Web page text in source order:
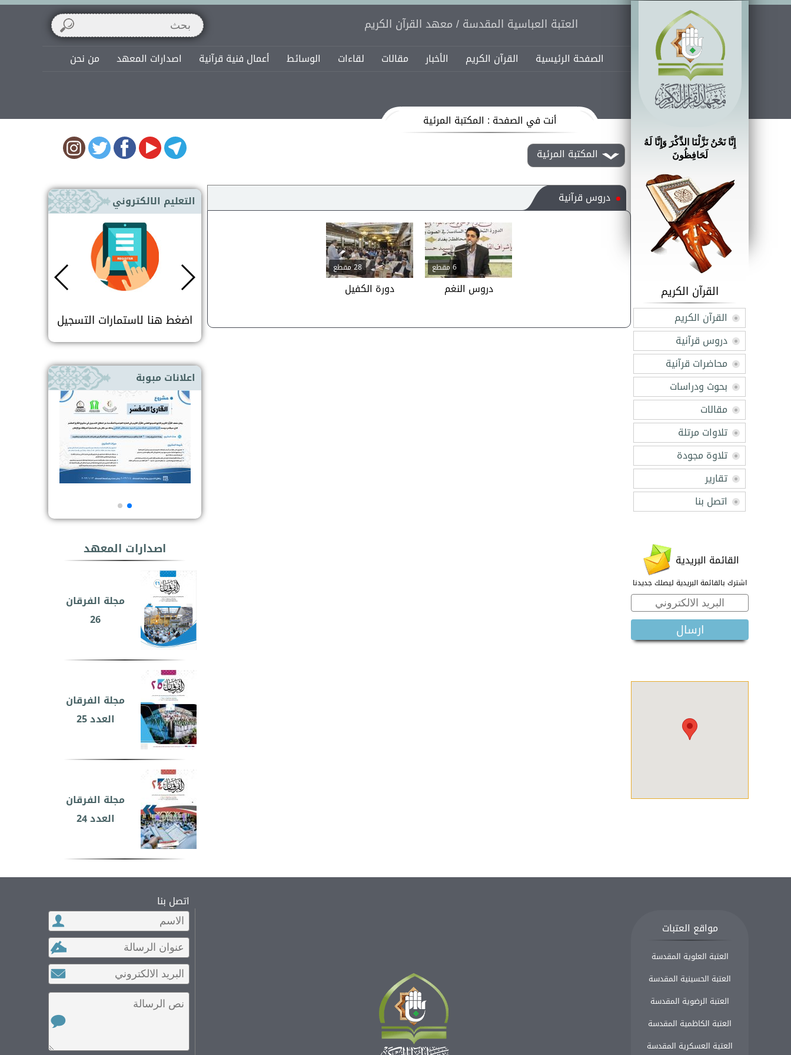
إِنَّا نَحْنُ نَزَّلْنَا الذِّكْرَ وَإِنَّا لَهُ
لَحَافِظُونَ
القرآن الكريم
القرآن الكريم
دروس قرآنية
محاضرات قرآنية
بحوث ودراسات
مقالات
تلاوات مرتلة
تلاوة مجودة
تقارير
اتصل بنا
القائمة البريدية
اشترك بالقائمة البريدية ليصلك جديدنا
العتبة العباسية المقدسة / معهد القرآن الكريم
الصفحة الرئيسية القرآن الكريم الأخبار مقالات لقاءات الوسائط أعمال فنية قرآنية اصدارات المعهد من نحن
أنت في الصفحة : المكتبة المرئية
المكتبة المرئية
دروس قرآنية
28 مقطع
دورة الكفيل
6 مقطع
دروس النغم
التعليم الالكتروني
اضغط هنا لاستمارات التسجيل
اعلانات مبوبة
اصدارات المعهد
مجلة الفرقان
26
مجلة الفرقان
العدد 25
مجلة الفرقان
العدد 24
مواقع العتبات
العتبة العلوية المقدسة
العتبة الحسينية المقدسة
العتبة الرضوية المقدسة
العتبة الكاظمية المقدسة
العتية العسكرية المقدسة
اتصل بنا